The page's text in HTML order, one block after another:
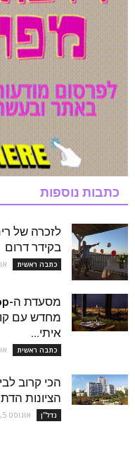
כתבות נוספות
לזכרה של
בקידר דרום
כתבה ראשית
מחדש עם
איתי...
כתבה ראשית
הכי קרוב
הציונות
נדל''ן אוגוסט 5, 2026